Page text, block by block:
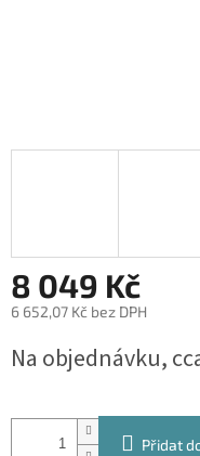
8 049 Kč
6 652,07 Kč bez DPH
cena:
Na objednávku,
Přidat